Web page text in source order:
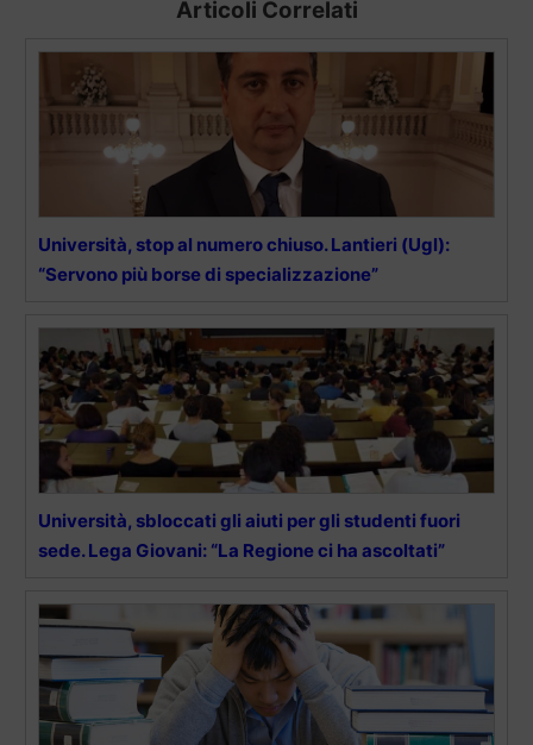
Articoli Correlati
Università, stop al numero chiuso. Lantieri (Ugl):
“Servono più borse di specializzazione”
Università, sbloccati gli aiuti per gli studenti fuori
sede. Lega Giovani: “La Regione ci ha ascoltati”